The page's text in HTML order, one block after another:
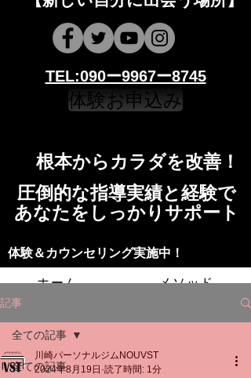
​​TEL:090ー9967ー8745
体験お申込み
​根本からカラダを改善！​​
​​圧倒的な指導実績と経験で
​あなたをしっかりサポート
​​​体験＆カウンセリング実施中！
ホーム メソッド
トレーニングの流れ 施設
スタッフ よくある質問 料金
記事
全ての記事
全ての記事
川崎パーソナルジムNOUVST
2024年8月19日 読了時間: 1分